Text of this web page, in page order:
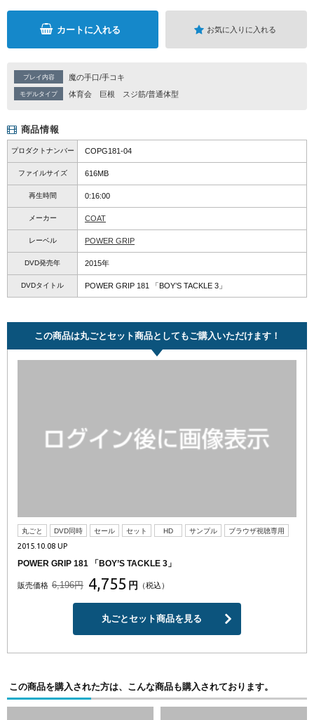
カートに入れる お気に入りに入れる
プレイ内容 魔の手口/手コキ
モデルタイプ 体育会 巨根 スジ筋/普通体型
商品情報
プロダクトナンバー COPG181-04
ファイルサイズ 616MB
再生時間 0:16:00
メーカー COAT
レーベル POWER GRIP
DVD発売年 2015年
DVDタイトル POWER GRIP 181 「BOY’S TACKLE 3」
この商品は丸ごとセット商品としてもご購入いただけます！
丸ごと DVD同時 セール セット HD サンプル ブラウザ視聴専用
2015.10.08 UP
POWER GRIP 181 「BOY’S TACKLE 3」
販売価格 6,196円 4,755 円 （税込）
丸ごとセット商品を見る
この商品を購入された方は、こんな商品も購入されております。